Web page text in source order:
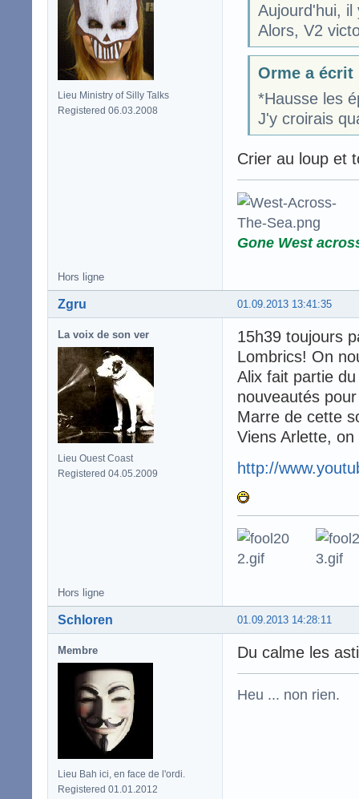
Lieu Ministry of Silly Talks
Registered 06.03.2008
Aujourd'hui, il
Alors, V2
Orme a écrit
*Hausse les
J'y croirais
Crier au loup et
Gone West
Hors ligne
01.09.2013 13:41:35
Zgru
La voix de son ver
Lieu Ouest Coast
Registered 04.05.2009
15h39 toujours
Lombrics! On
Alix fait partie
nouveautés
Marre de cette
Viens Arlette,
http://
Hors ligne
01.09.2013 14:28:11
Schloren
Membre
Lieu Bah ici, en face de l'ordi.
Registered 01.01.2012
Du calme les
Heu ... non rien.